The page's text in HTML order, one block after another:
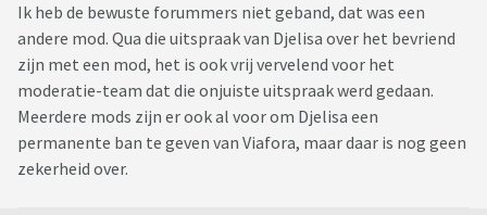
Ik heb de bewuste forummers niet geband, dat was een
andere mod. Qua die uitspraak van Djelisa over het bevriend
zijn met een mod, het is ook vrij vervelend voor het
moderatie-team dat die onjuiste uitspraak werd gedaan.
Meerdere mods zijn er ook al voor om Djelisa een
permanente ban te geven van Viafora, maar daar is nog geen
zekerheid over.